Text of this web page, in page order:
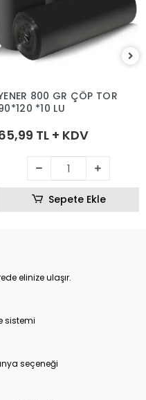
800 GR ÇÖP TOR
*10 LU
TL + KDV
Sepete Ekle
elinize ulaşır.
sistemi
seçeneği